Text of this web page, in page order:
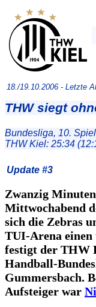
18./19.10.2006 - Letzte
THW siegt
Bundesliga, 10.
THW Kiel: 25:34
Update #3
Zwanzig
Mittwochabend
sich die Zebras
TUI-Arena einen
festigt der THW
Handball-
Gummersbach.
Aufsteiger war